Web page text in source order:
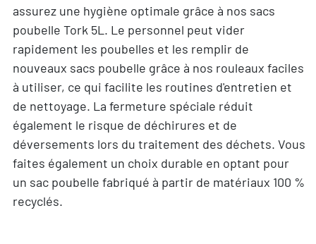
assurez une hygiène optimale grâce à nos sacs
poubelle Tork 5L. Le personnel peut vider
rapidement les poubelles et les remplir de
nouveaux sacs poubelle grâce à nos rouleaux faciles
à utiliser, ce qui facilite les routines d'entretien et
de nettoyage. La fermeture spéciale réduit
également le risque de déchirures et de
déversements lors du traitement des déchets. Vous
faites également un choix durable en optant pour
un sac poubelle fabriqué à partir de matériaux 100 %
recyclés.